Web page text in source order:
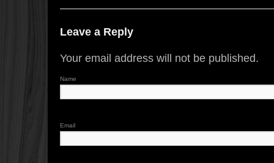
Leave a Reply
Your email address will not be published.
Name
Email